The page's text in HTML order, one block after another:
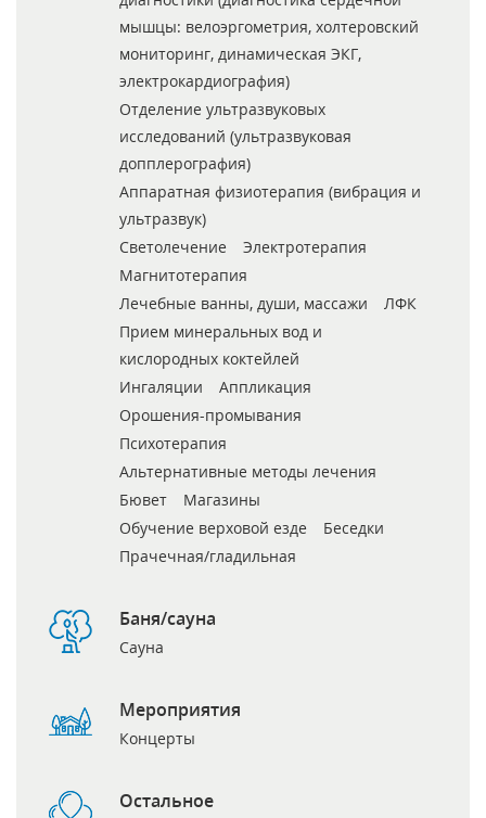
мышцы: велоэргометрия, холтеровский
мониторинг, динамическая ЭКГ,
электрокардиография)
Отделение ультразвуковых
исследований (ультразвуковая
допплерография)
Аппаратная физиотерапия (вибрация и
ультразвук)
Светолечение
Электротерапия
Магнитотерапия
Лечебные ванны, души, массажи
ЛФК
Прием минеральных вод и
кислородных коктейлей
Ингаляции
Аппликация
Орошения-промывания
Психотерапия
Альтернативные методы лечения
Бювет
Магазины
Обучение верховой езде
Беседки
Прачечная/гладильная
Баня/сауна
Сауна
Мероприятия
Концерты
Остальное